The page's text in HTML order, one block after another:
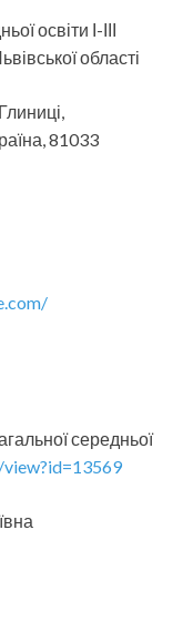
освіти І-ІІІ
області
81033
середньої